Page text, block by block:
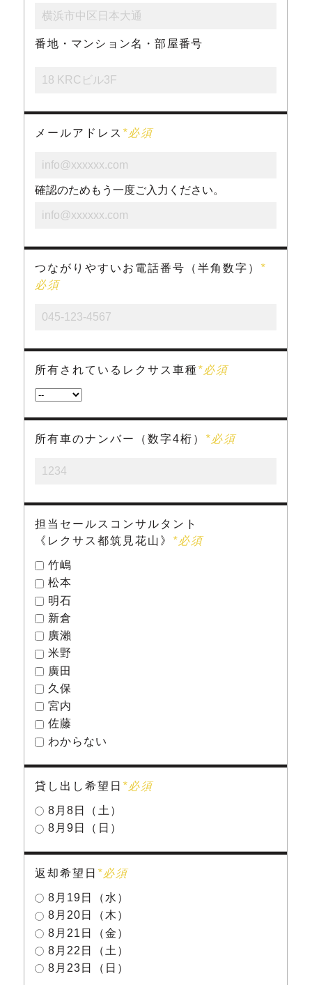
番地・マンション名・部屋番号
メールアドレス *必須
確認のためもう一度ご入力ください。
つながりやすいお電話番号（半角数字） *
必須
所有されているレクサス車種*必須
所有車のナンバー（数字4桁） *必須
担当セールスコンサルタント
《レクサス都筑見花山》 *必須
竹嶋
松本
明石
新倉
廣瀨
米野
廣田
久保
宮内
佐藤
わからない
貸し出し希望日 *必須
8月8日（土）
8月9日（日）
返却希望日 *必須
8月19日（水）
8月20日（木）
8月21日（金）
8月22日（土）
8月23日（日）